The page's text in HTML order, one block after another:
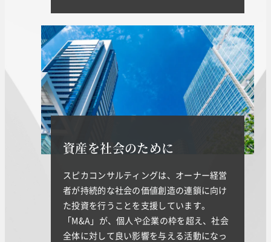
資産を社会のために
スピカコンサルティングは、オーナー経営
者が持続的な社会の価値創造の連鎖に向け
た投資を行うことを支援しています。
「M&A」が、個人や企業の枠を超え、社会
全体に対して良い影響を与える活動になっ